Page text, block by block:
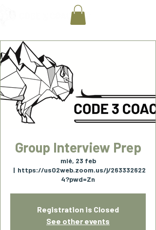
Group Interview Prep
mié, 23 feb
  |
https://us02web.zoom.us/j/263332622
4?pwd=Zn
Registration is Closed
See other events